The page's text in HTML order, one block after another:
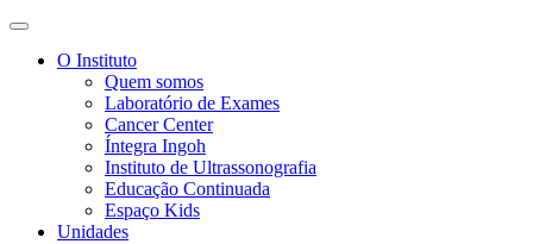
O Instituto
Quem somos
Laboratório de Exames
Cancer Center
Íntegra Ingoh
Instituto de Ultrassonografia
Educação Continuada
Espaço Kids
Unidades